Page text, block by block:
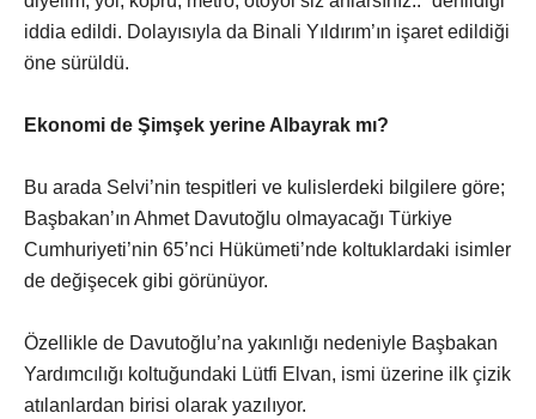
iddia edildi. Dolayısıyla da Binali Yıldırım’ın işaret edildiği
öne sürüldü.
Ekonomi de Şimşek yerine Albayrak mı?
Bu arada Selvi’nin tespitleri ve kulislerdeki bilgilere göre;
Başbakan’ın Ahmet Davutoğlu olmayacağı Türkiye
Cumhuriyeti’nin 65’nci Hükümeti’nde koltuklardaki isimler
de değişecek gibi görünüyor.
Özellikle de Davutoğlu’na yakınlığı nedeniyle Başbakan
Yardımcılığı koltuğundaki Lütfi Elvan, ismi üzerine ilk çizik
atılanlardan birisi olarak yazılıyor.